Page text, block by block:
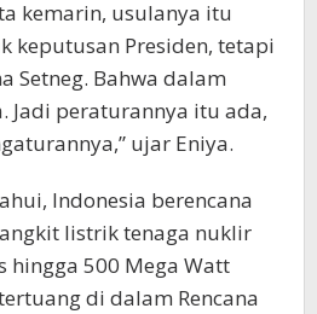
kemarin, usulanya itu
keputusan Presiden, tetapi
Setneg. Bahwa dalam
Jadi peraturannya itu ada,
ujar Eniya.
Indonesia berencana
listrik tenaga nuklir
hingga 500 Mega Watt
di dalam Rencana